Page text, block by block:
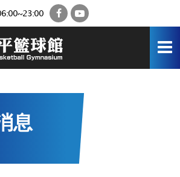
FacebookYouTube
息